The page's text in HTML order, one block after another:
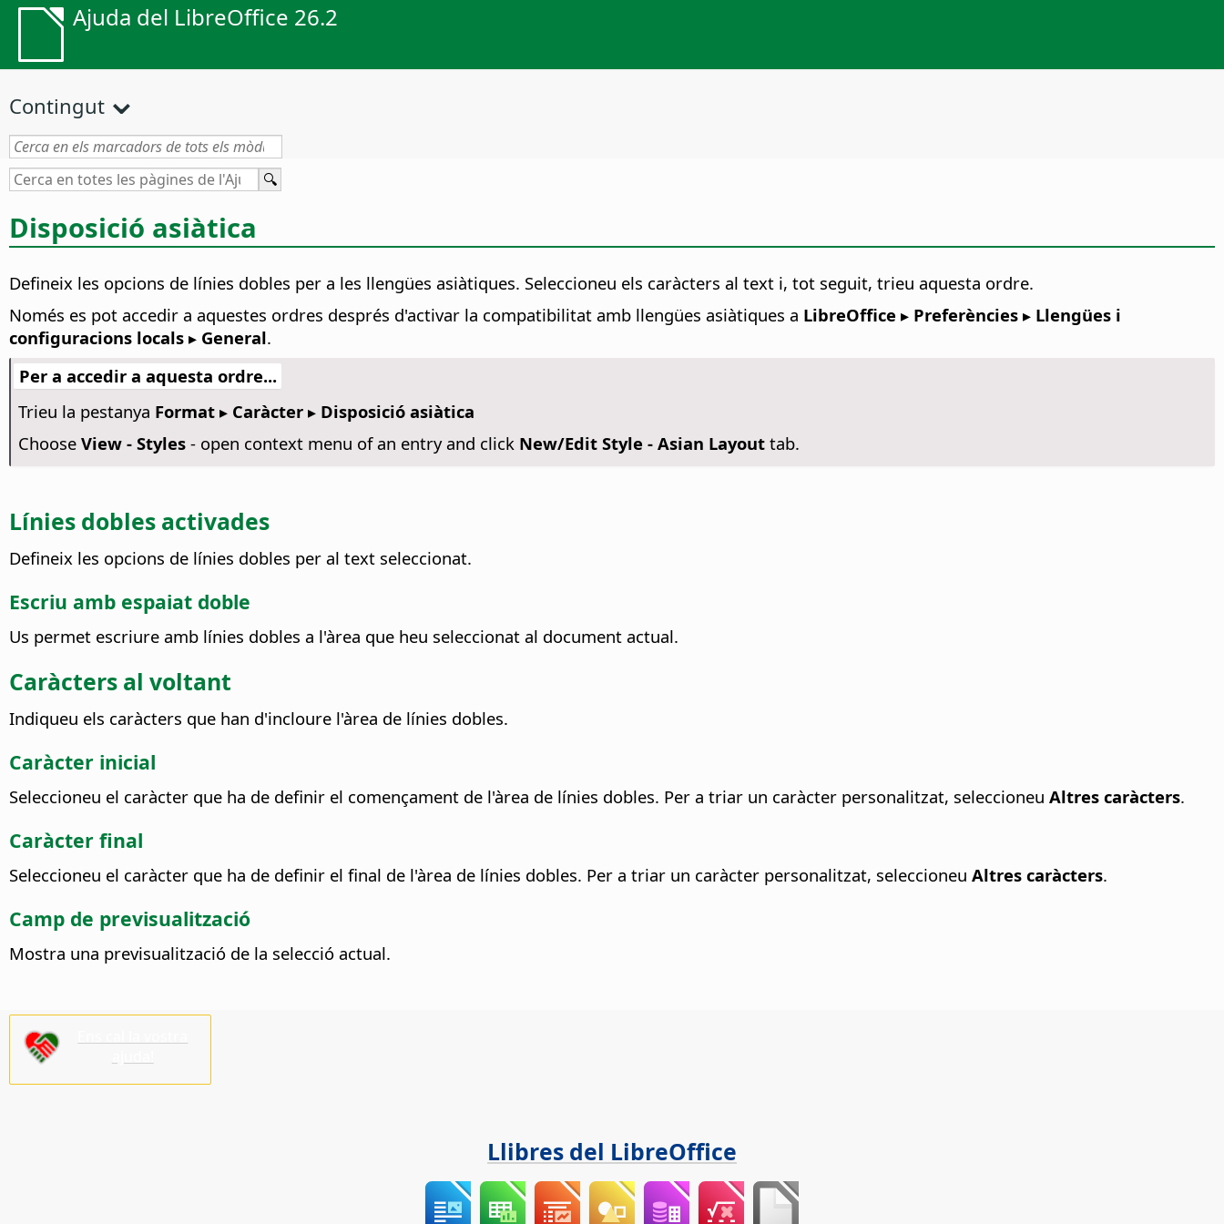
Ajuda del LibreOffice 26.2
Contingut
Disposició asiàtica
Defineix les opcions de línies dobles per a les llengües asiàtiques. Seleccioneu els caràcters al text i, tot seguit, trieu aquesta ordre.
Només es pot accedir a aquestes ordres després d'activar la compatibilitat amb llengües asiàtiques a LibreOffice ▸ Preferències ▸ Llengües i
configuracions locals ▸ General.
Per a accedir a aquesta ordre...
Trieu la pestanya Format ▸ Caràcter ▸ Disposició asiàtica
Choose View - Styles- open context menu of an entry and click New/Edit Style - Asian Layouttab.
Línies dobles activades
Defineix les opcions de línies dobles per al text seleccionat.
Escriu amb espaiat doble
Us permet escriure amb línies dobles a l'àrea que heu seleccionat al document actual.
Caràcters al voltant
Indiqueu els caràcters que han d'incloure l'àrea de línies dobles.
Caràcter inicial
Seleccioneu el caràcter que ha de definir el començament de l'àrea de línies dobles. Per a triar un caràcter personalitzat, seleccioneu Altres caràcters.
Caràcter final
Seleccioneu el caràcter que ha de definir el final de l'àrea de línies dobles. Per a triar un caràcter personalitzat, seleccioneu Altres caràcters.
Camp de previsualització
Mostra una previsualització de la selecció actual.
Llibres del LibreOffice